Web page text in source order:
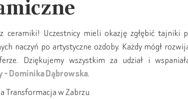
ceramiki! Uczestnicy mieli okazję zgłębić tajniki
naczyń po artystyczne ozdoby. Każdy mógł
Dziękujemy wszystkim za udział i
- Dominika Dąbrowska.
Transformacja w Zabrzu